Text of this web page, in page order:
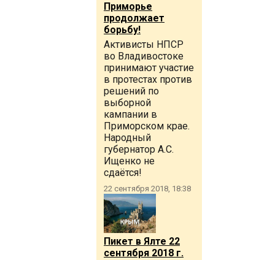
Приморье
продолжает
борьбу!
Активисты НПСР
во Владивостоке
принимают участие
в протестах против
решений по
выборной
кампании в
Приморском крае.
Народный
губернатор А.С.
Ищенко не
сдаётся!
22 сентября 2018, 18:38
Пикет в Ялте 22
сентября 2018 г.